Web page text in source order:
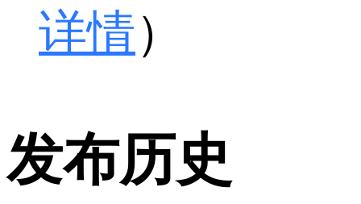
详情）
发布历史